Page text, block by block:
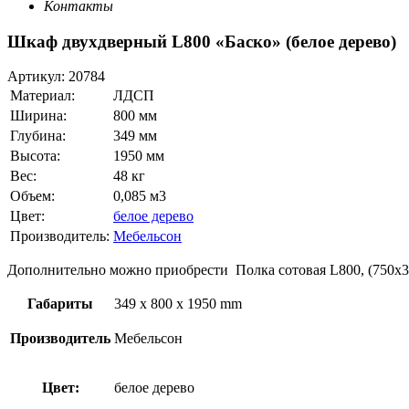
Контакты
Шкаф двухдверный L800 «Баско» (белое дерево)
Артикул: 20784
Материал:
ЛДСП
Ширина:
800 мм
Глубина:
349 мм
Высота:
1950 мм
Вес:
48 кг
Объем:
0,085 м3
Цвет:
белое дерево
Производитель: Мебельсон
Дополнительно можно приобрести Полка сотовая L800,
Габариты 349 x 800 x 1950 mm
Производитель Мебельсон
Цвет: белое дерево